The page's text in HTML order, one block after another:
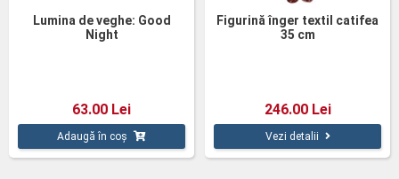
Lumina de veghe: Good
Night
63.00 Lei
Adaugă în coș
Figurină înger textil catifea
35 cm
246.00 Lei
Vezi detalii